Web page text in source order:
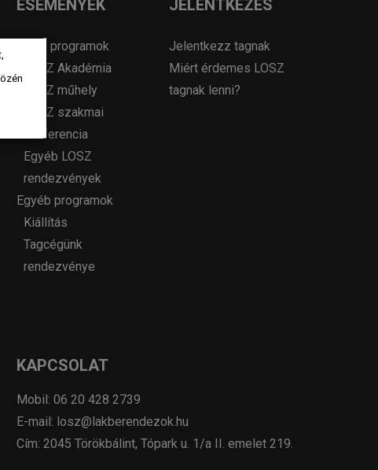
ESEMÉNYEK
LOSZ programok
LOSZ Akadémia
LOSZ műhely
LOSZ szakmai
konferencia
Egyéb LOSZ
rendezvények
Egyéb programok
Kiállítás
Tagcégünk
rendezvénye
JELENTKEZÉS
Jelentkezz tagnak
Miért érdemes LOSZ
tagnak lenni?
KAPCSOLAT
Mobil: 06 20 428 2739
E-mail: losz@lakberendezok.hu
Cím: 2045 Törökbálint, Tópark u. 1/a II. emelet 219.